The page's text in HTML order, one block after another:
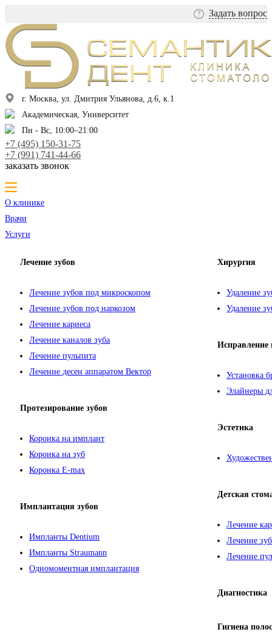
? Задать вопрос
г. Москва, ул. Дмитрия Ульянова, д.6, к.1
Академическая, Университет
Пн - Вс, 10:00–21:00
+7 (495) 150-31-75
+7 (991) 741-44-66
заказать звонок
О клинике
Врачи
Услуги
Лечение зубов
Лечение зубов под микроскопом
Лечение зубов под наркозом
Лечение кариеса
Лечение каналов зуба
Лечение пульпита
Лечение десен аппаратом Вектор
Протезирование зубов
Коронка на имплант
Коронка на зуб
Коронка E-max
Имплантация зубов
Импланты Dentium
Импланты Straumann
Одномоментная имплантация
Хирургия
Удаление
Удаление
Исправление
Установка
Элайнеры
Эстетика
Детская
Лечение
Лечение
Лечение
Диагностика
Гигиена